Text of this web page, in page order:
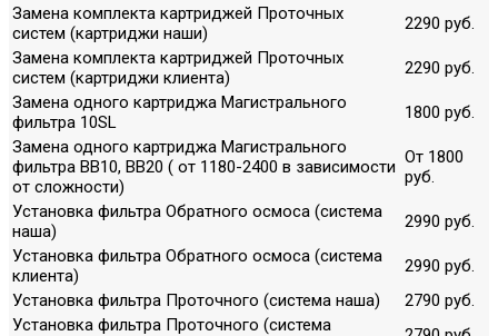
Замена комплекта картриджей Проточных
систем (картриджи наши)
2290 руб.
Замена комплекта картриджей Проточных
систем (картриджи клиента)
2290 руб.
Замена одного картриджа Магистрального
фильтра 10SL
1800 руб.
Замена одного картриджа Магистрального
фильтра ВВ10, ВВ20 ( от 1180-2400 в зависимости
от сложности)
От 1800
руб.
Установка фильтра Обратного осмоса (система
наша)
2990 руб.
Установка фильтра Обратного осмоса (система
клиента)
2990 руб.
Установка фильтра Проточного (система наша)
2790 руб.
Установка фильтра Проточного (система